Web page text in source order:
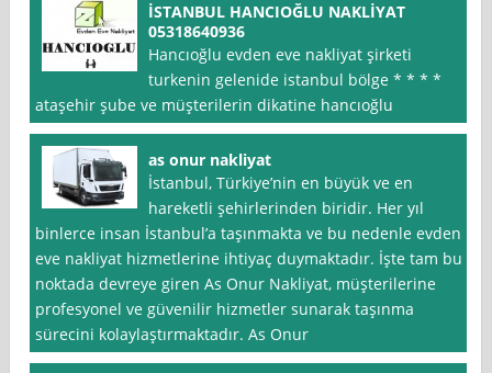
İSTANBUL HANCIOĞLU NAKLİYAT
05318640936
Hancıoğlu evden eve nakliyat şirketi
turkenin gelenide istanbul bölge * * * *
ataşehir şube ve müşterilerin dikatine hancıoğlu
as onur nakliyat
İstanbul, Türkiye’nin en büyük ve en
hareketli şehirlerinden biridir. Her yıl
binlerce insan İstanbul’a taşınmakta ve bu nedenle evden
eve nakliyat hizmetlerine ihtiyaç duymaktadır. İşte tam bu
noktada devreye giren As Onur Nakliyat, müşterilerine
profesyonel ve güvenilir hizmetler sunarak taşınma
sürecini kolaylaştırmaktadır. As Onur